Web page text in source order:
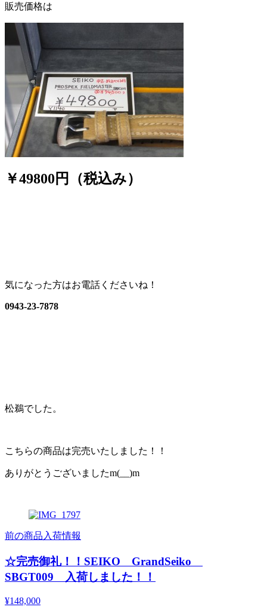
販売価格は
￥49800円（税込み）
気になった方はお電話くださいね！
0943-23-7878
松鵜でした。
こちらの商品は完売いたしました！！
ありがとうございましたm(__)m
前の商品入荷情報
☆完売御礼！！SEIKO GrandSeiko
SBGT009 入荷しました！！
¥148,000